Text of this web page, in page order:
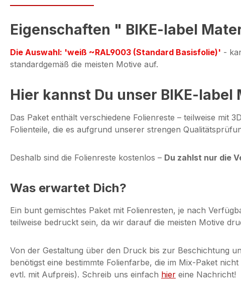
Eigenschaften " BIKE-label
Die Auswahl: 'weiß ~RAL9003 (Standard Basisfolie)' -
standardgemäß die meisten Motive auf.
Hier kannst Du unser BIKE-
Das Paket enthält verschiedene Folienreste – teilweise mit
Folienteile, die es aufgrund unserer strengen
Deshalb sind die Folienreste kostenlos – Du zahlst nur die
Was erwartet Dich?
Ein bunt gemischtes Paket mit Folienresten, je nach
teilweise bedruckt sein, da wir darauf die meisten Motive
Von der Gestaltung über den Druck bis zur Beschichtung
benötigst eine bestimmte Folienfarbe, die im Mix-Paket
evtl. mit Aufpreis). Schreib uns einfach hier eine Nachricht!